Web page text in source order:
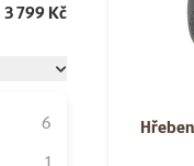
3 799 Kč
6